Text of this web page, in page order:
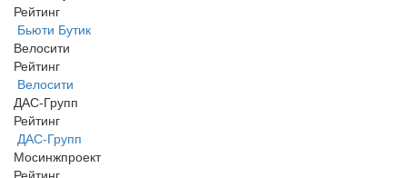
Рейтинг
Бьюти Бутик
Велосити
Рейтинг
Велосити
ДАС-Групп
Рейтинг
ДАС-Групп
Мосинжпроект
Рейтинг